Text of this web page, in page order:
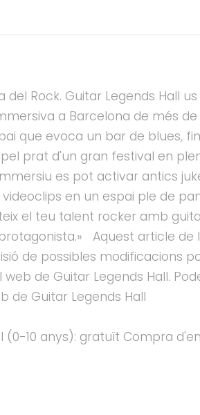
Rock. Guitar Legends Hall
a Barcelona de més de
que evoca un bar de blues,
prat d'un gran festival en
es pot activar antics
en un espai ple de
el teu talent rocker amb
Aquest article de
de possibles modificacions
de Guitar Legends Hall.
de Guitar Legends Hall
(0-10 anys): gratuït Compra